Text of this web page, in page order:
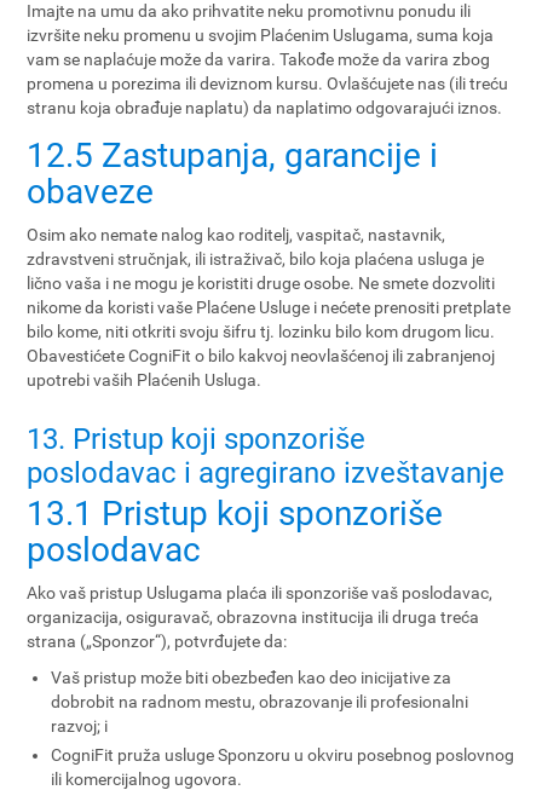
Imajte na umu da ako prihvatite neku promotivnu ponudu ili
izvršite neku promenu u svojim Plaćenim Uslugama, suma koja
vam se naplaćuje može da varira. Takođe može da varira zbog
promena u porezima ili deviznom kursu. Ovlašćujete nas (ili treću
stranu koja obrađuje naplatu) da naplatimo odgovarajući iznos.
12.5 Zastupanja, garancije i
obaveze
Osim ako nemate nalog kao roditelj, vaspitač, nastavnik,
zdravstveni stručnjak, ili istraživač, bilo koja plaćena usluga je
lično vaša i ne mogu je koristiti druge osobe. Ne smete dozvoliti
nikome da koristi vaše Plaćene Usluge i nećete prenositi pretplate
bilo kome, niti otkriti svoju šifru tj. lozinku bilo kom drugom licu.
Obavestićete CogniFit o bilo kakvoj neovlašćenoj ili zabranjenoj
upotrebi vaših Plaćenih Usluga.
13. Pristup koji sponzoriše
poslodavac i agregirano izveštavanje
13.1 Pristup koji sponzoriše
poslodavac
Ako vaš pristup Uslugama plaća ili sponzoriše vaš poslodavac,
organizacija, osiguravač, obrazovna institucija ili druga treća
strana („Sponzor“), potvrđujete da:
Vaš pristup može biti obezbeđen kao deo inicijative za
dobrobit na radnom mestu, obrazovanje ili profesionalni
razvoj; i
CogniFit pruža usluge Sponzoru u okviru posebnog poslovnog
ili komercijalnog ugovora.